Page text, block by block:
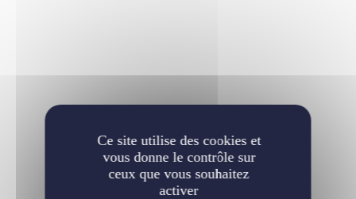
Ce site utilise des cookies et
vous donne le contrôle sur
ceux que vous souhaitez
activer